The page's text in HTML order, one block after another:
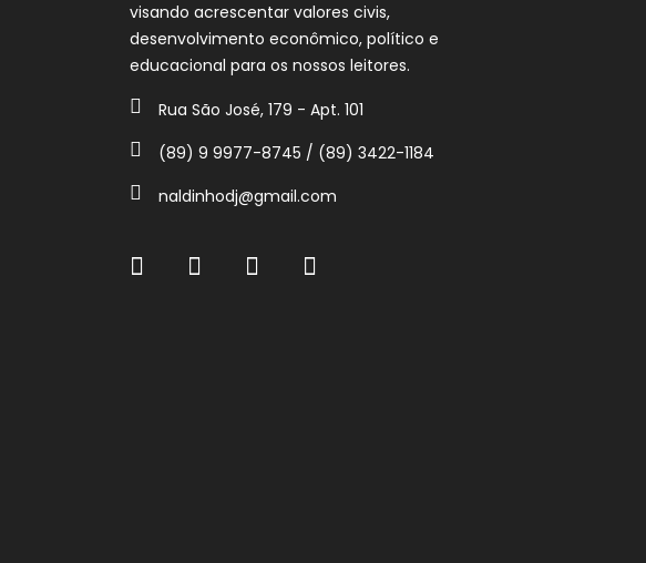
visando acrescentar valores civis,
desenvolvimento econômico, político e
educacional para os nossos leitores.
Rua São José, 179 - Apt. 101
(89) 9 9977-8745 / (89) 3422-1184
naldinhodj@gmail.com